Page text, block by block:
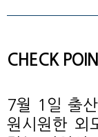
CHECK
7월 1일 출
원시원한 외